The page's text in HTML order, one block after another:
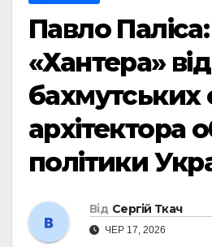
Павло
«Хантера» від
бахмутських
архітектора
політики
Від Сергій Ткач
ЧЕР 17, 2026